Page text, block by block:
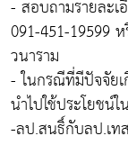
- สอบถามรายละ
091-451-19599
วนาราม
- ในกรณีที่มีปัจจัย
นำไปใช้ประโยชน์
-ลป.สนธิ์กับลป.เท